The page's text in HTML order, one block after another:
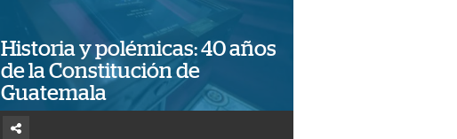
Historia y polémicas: 40 años
de la Constitución de
Guatemala